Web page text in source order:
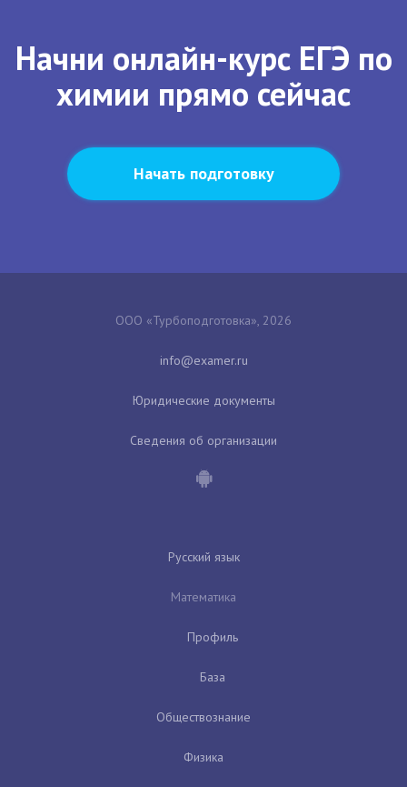
Начни онлайн-курс ЕГЭ по
химии прямо сейчас
Начать подготовку
ООО «Турбоподготовка», 2026
Юридические документы
Сведения об организации
Русский язык
Математика
Профиль
База
Обществознание
Физика